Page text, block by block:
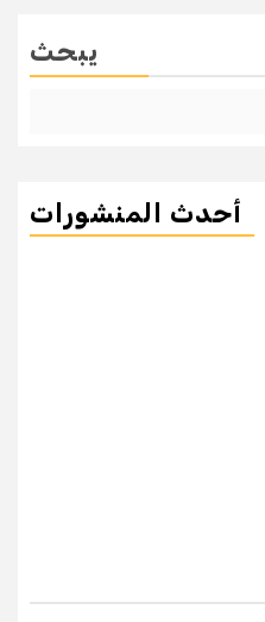
يبحث
أحدث المنشورات